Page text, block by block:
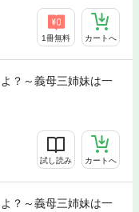
1冊無料 カートへ
？～義母三姉妹は一
試し読み カートへ
？～義母三姉妹は一